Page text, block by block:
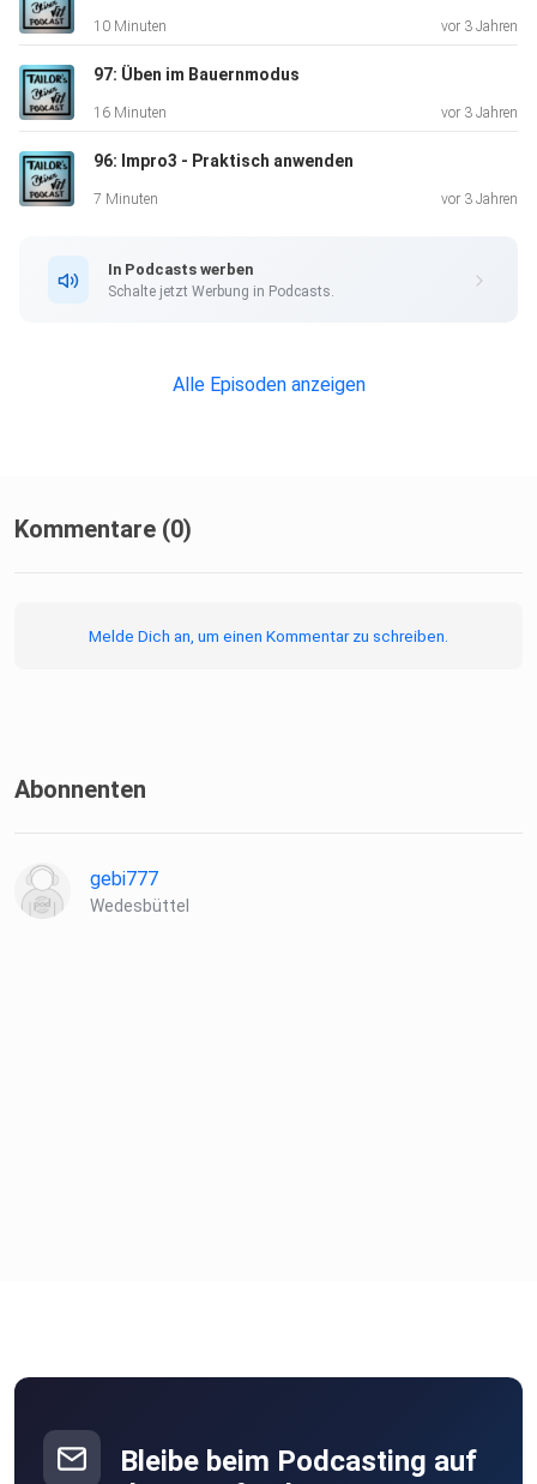
einspiel-von-steven-tailor-domseptakkordchromatik-
10 Minuten vor 3 Jahren
97: Üben im Bauernmodus
16 Minuten vor 3 Jahren
96: Impro3 - Praktisch anwenden
7 Minuten vor 3 Jahren
In Podcasts werben
Schalte jetzt Werbung in Podcasts.
Alle Episoden anzeigen
Kommentare (0)
Melde Dich an, um einen Kommentar zu schreiben.
Abonnenten
gebi777
Wedesbüttel
Bleibe beim Podcasting auf